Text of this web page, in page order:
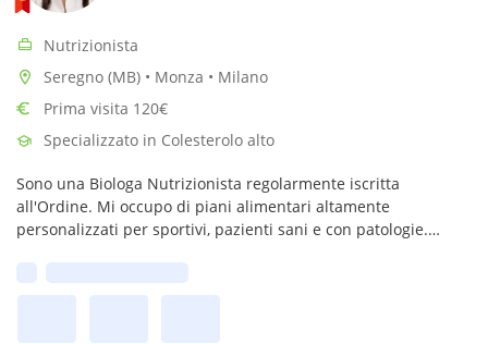
Nutrizionista
Seregno (MB) • Monza • Milano
Prima visita 120€
Specializzato in Colesterolo alto
Sono una Biologa Nutrizionista regolarmente iscritta
all'Ordine. Mi occupo di piani alimentari altamente
personalizzati per sportivi, pazienti sani e con patologie.